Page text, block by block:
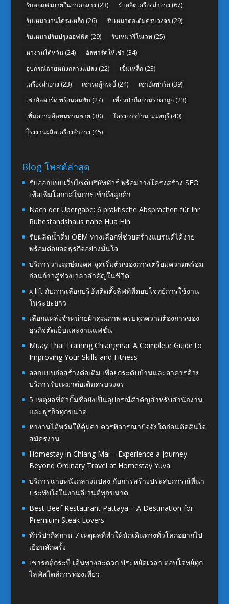
รับตกแต่งภายในภาคกลาง (23) รับผลิตเครื่องสำอาง (67)
รับเหมางานโครงเหล็ก(26) รับเหมาต่อเติมครบวงจร(29)
รับเหมาปรับปรุงออฟฟิศ(29) รับเหมารีโนเวท (25)
หางานไต้หวัน(24) อัลพาร์ดให้เช่า (34)
อุปกรณ์ฉายหนังกลางแปลง (22) เข็มเหล็ก(23)
เครื่องสำอาง (23) เช่ารถตู้กระบี่ (24) เช่าอัลพาร์ด (39)
เช่าอัลพาร์ด พร้อมคนขับ (27) เที่ยวปากีสถานราคาถูก(23)
เพิ่มความอึดทนท่านชาย (30) โครงการบ้าน นนทบุรี(40)
โรงงานผลิตเครื่องสำอาง (45)
Blog โพสต์ล่าสุด
รับออกแบบเว็บไซต์บริษัททัวร์ พร้อมวางโครงสร้าง SEO
เพื่อเพิ่มโอกาสในการเข้าถึงลูกค้า
Nach der Übergabe: 6 praktische Absprachen für Ihr
Ruhestandshaus nahe Hua Hin
รับผลิตน้ำดื่ม OEM ทางเลือกที่ช่วยสร้างแบรนด์ได้ง่าย
พร้อมต่อยอดธุรกิจอย่างมั่นใจ
บริการวางฤกษ์มงคล จุดเริ่มต้นของการเตรียมความพร้อม
ก่อนก้าวสู่ช่วงเวลาสำคัญในชีวิต
x lift กับการเลือกบริษัทติดตั้งลิฟท์ที่ตอบโจทย์การใช้งาน
ในระยะยาว
เลือกแหล่งจำหน่ายผ้าคุณภาพ ครบทุกความต้องการของ
ธุรกิจตัดเย็บและงานแฟชั่น
Muay Thai Training Chiangmai: A Complete Guide to
Improving Your Skills and Fitness
ออกแบบก่อสร้างต่อเติม เพื่อยกระดับบ้านและอาคารด้วย
บริการรับเหมาต่อเติมครบวงจร
5 เหตุผลที่ตัวปั๊มชื่อยังเป็นอุปกรณ์สำคัญสำหรับสำนักงาน
และธุรกิจทุกขนาด
หางานไต้หวันให้คุ้มค่า ควรพิจารณาปัจจัยใดก่อนตัดสินใจ
สมัครงาน
Homestay in Chiang Mai – Experience a Journey
Beyond Ordinary Travel at Homestay Yuva
บริการฉายหนังกลางแปลง กับการสร้างประสบการณ์ที่น่า
ประทับใจในงานอีเวนต์ทุกขนาด
Best Beef Restaurant Pattaya – A Destination for
Premium Steak Lovers
ทัวร์ปากีสถาน 7 เหตุผลที่ทำให้นักเดินทางทั่วโลกอยากไป
เยือนสักครั้ง
เช่ารถตู้กระบี่ เดินทางสะดวก ประหยัดเวลา ตอบโจทย์ทุก
ไลฟ์สไตล์การท่องเที่ยว